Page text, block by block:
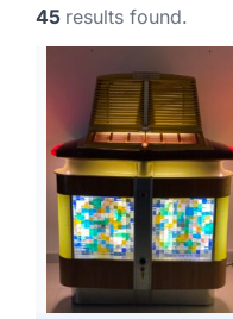
45 results found.